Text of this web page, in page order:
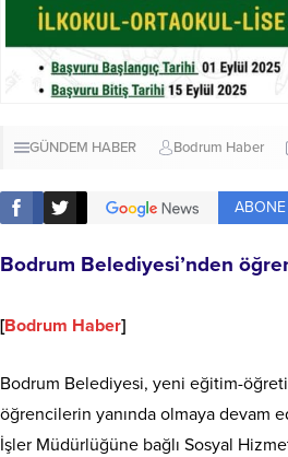
GÜNDEM HABER Bodrum Haber
Bodrum Belediyesi’nden
[Bodrum Haber]
Bodrum Belediyesi, yeni eğitim-
öğrencilerin yanında olmaya devam
İşler Müdürlüğüne bağlı Sosyal